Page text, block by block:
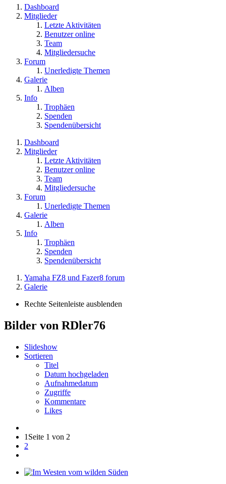
Dashboard
Mitglieder
Letzte Aktivitäten
Benutzer online
Team
Mitgliedersuche
Forum
Unerledigte Themen
Galerie
Alben
Info
Trophäen
Spenden
Spendenübersicht
Dashboard
Mitglieder
Letzte Aktivitäten
Benutzer online
Team
Mitgliedersuche
Forum
Unerledigte Themen
Galerie
Alben
Info
Trophäen
Spenden
Spendenübersicht
Yamaha FZ8 und Fazer8 forum
Galerie
Rechte Seitenleiste ausblenden
Bilder von RDler76
Slideshow
Sortieren
Titel
Datum hochgeladen
Aufnahmedatum
Zugriffe
Kommentare
Likes
1 Seite 1 von 2
2